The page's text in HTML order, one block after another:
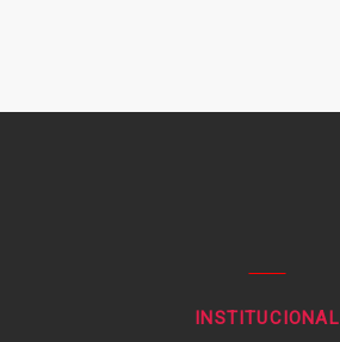
INSTITUCIONAL